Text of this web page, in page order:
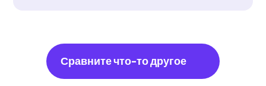
Сравните что-то другое